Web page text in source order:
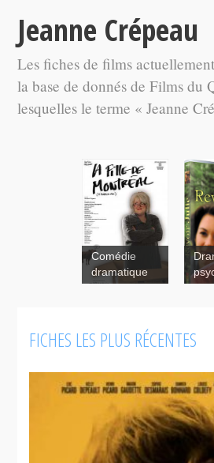
Jeanne Crépeau
Les fiches de films
la base de donnés de Films du
lesquelles le terme « Jeanne
Comédie
dramatique
FICHES LES PLUS RÉCENTES